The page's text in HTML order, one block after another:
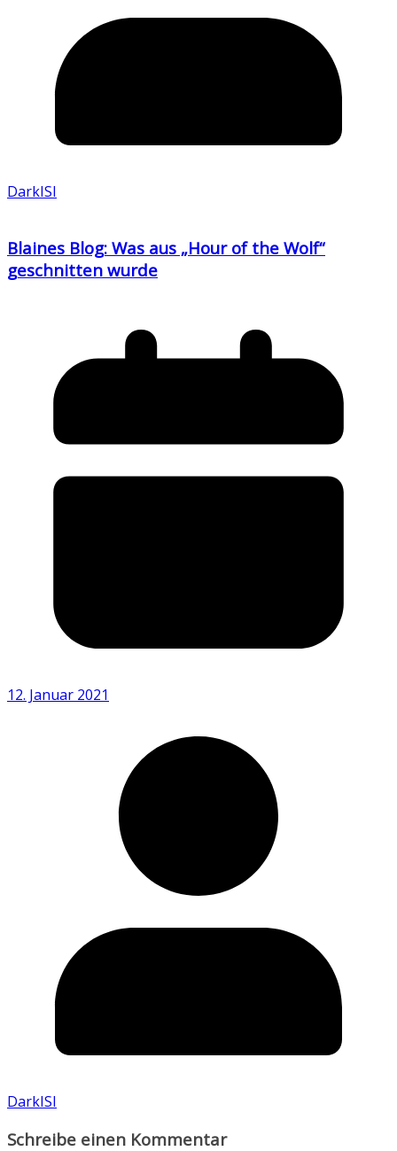
DarkISI
Blaines Blog: Was aus „Hour of the Wolf“
geschnitten wurde
12. Januar 2021
DarkISI
Schreibe einen Kommentar